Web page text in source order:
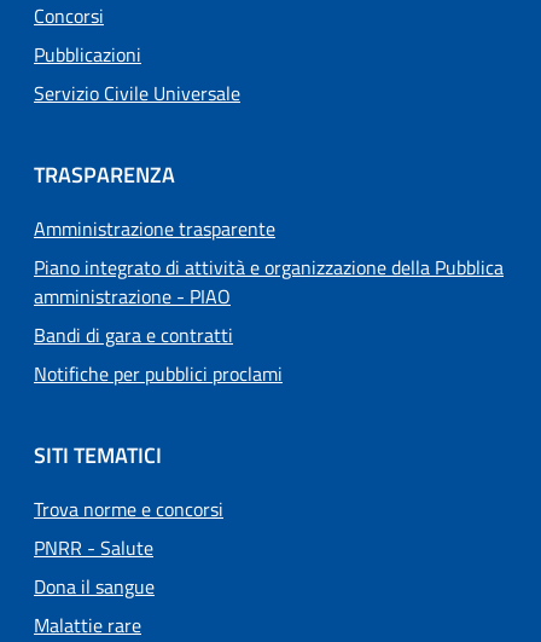
Concorsi
Pubblicazioni
Servizio Civile Universale
TRASPARENZA
Amministrazione trasparente
Piano integrato di attività e organizzazione della Pubblica
amministrazione - PIAO
Bandi di gara e contratti
Notifiche per pubblici proclami
SITI TEMATICI
Trova norme e concorsi
PNRR - Salute
Dona il sangue
Malattie rare